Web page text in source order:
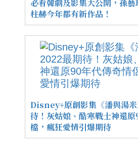
必看韓劇及影集大公開，孫
柱赫今年都有新作品！
Disney+原創影集《潘與湯
待！灰姑娘、酷寒戰士神還
檔，瘋狂愛情引爆期待